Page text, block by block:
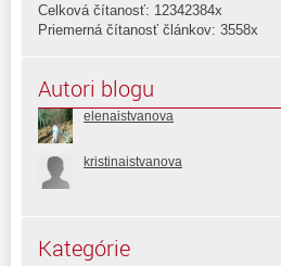
Celková čítanosť: 12342384x
Priemerná čítanosť článkov: 3558x
Autori blogu
elenaistvanova
kristinaistvanova
Kategórie